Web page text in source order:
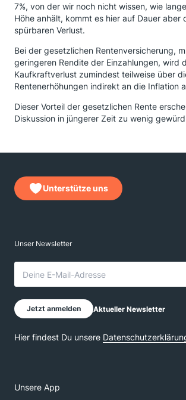
7%, von der wir noch nicht wissen, wie
Höhe anhält, kommt es hier auf Dauer aber
spürbaren Verlust.
Bei der gesetzlichen Rentenversicherung,
geringeren Rendite der Einzahlungen, wird
Kaufkraftverlust zumindest teilweise über
Rentenerhöhungen indirekt an die Inflation
Dieser Vorteil der gesetzlichen Rente
Diskussion in jüngerer Zeit zu wenig
Unterstütze uns
Unsere App